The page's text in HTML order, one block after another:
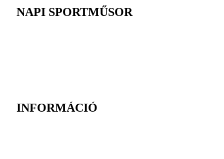
NAPI SPORTMŰSOR
INFORMÁCIÓ